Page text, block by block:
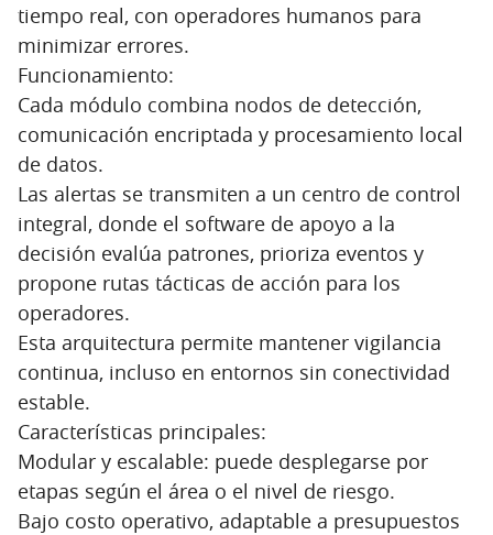
tiempo real, con operadores humanos para
minimizar errores.
Funcionamiento:
Cada módulo combina nodos de detección,
comunicación encriptada y procesamiento local
de datos.
Las alertas se transmiten a un centro de control
integral, donde el software de apoyo a la
decisión evalúa patrones, prioriza eventos y
propone rutas tácticas de acción para los
operadores.
Esta arquitectura permite mantener vigilancia
continua, incluso en entornos sin conectividad
estable.
Características principales:
Modular y escalable: puede desplegarse por
etapas según el área o el nivel de riesgo.
Bajo costo operativo, adaptable a presupuestos